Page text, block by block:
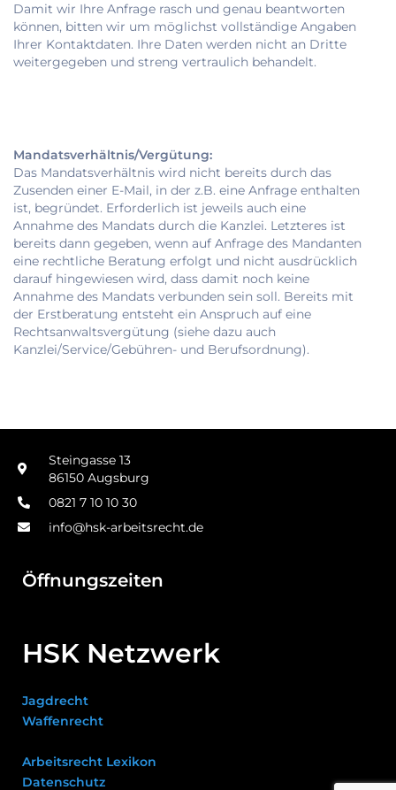
Damit wir Ihre Anfrage rasch und genau beantworten
können, bitten wir um möglichst vollständige Angaben
Ihrer Kontaktdaten. Ihre Daten werden nicht an Dritte
weitergegeben und streng vertraulich behandelt.
Mandatsverhältnis/Vergütung:
Das Mandatsverhältnis wird nicht bereits durch das
Zusenden einer E-Mail, in der z.B. eine Anfrage enthalten
ist, begründet. Erforderlich ist jeweils auch eine
Annahme des Mandats durch die Kanzlei. Letzteres ist
bereits dann gegeben, wenn auf Anfrage des Mandanten
eine rechtliche Beratung erfolgt und nicht ausdrücklich
darauf hingewiesen wird, dass damit noch keine
Annahme des Mandats verbunden sein soll. Bereits mit
der Erstberatung entsteht ein Anspruch auf eine
Rechtsanwaltsvergütung (siehe dazu auch
Kanzlei/Service/Gebühren- und Berufsordnung).
Steingasse 13
86150 Augsburg
0821 7 10 10 30
info@hsk-arbeitsrecht.de
Öffnungszeiten
HSK Netzwerk
Jagdrecht
Waffenrecht
Arbeitsrecht Lexikon
Datenschutz